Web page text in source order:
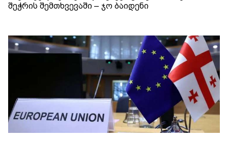
შეჭრის შემთხვევაში – ჯო ბაიდენი